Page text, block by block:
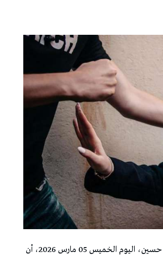
كشفت المسؤولة بالمرصد الوطني لمناهضة العنف ضدّ المرأة، رابحة بن حسين، اليوم الخميس 05 مارس 2026، أن